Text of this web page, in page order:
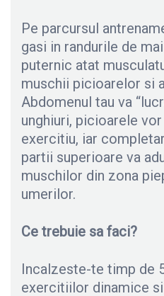
Pe parcursul
gasi in randurile de
puternic atat
muschii picioarelor si
Abdomenul tau va
unghiuri, picioarele
exercitiu, iar
partii superioare va
muschilor din zona
umerilor.
Ce trebuie sa faci?
Incalzeste-te timp de
exercitiilor dinamice